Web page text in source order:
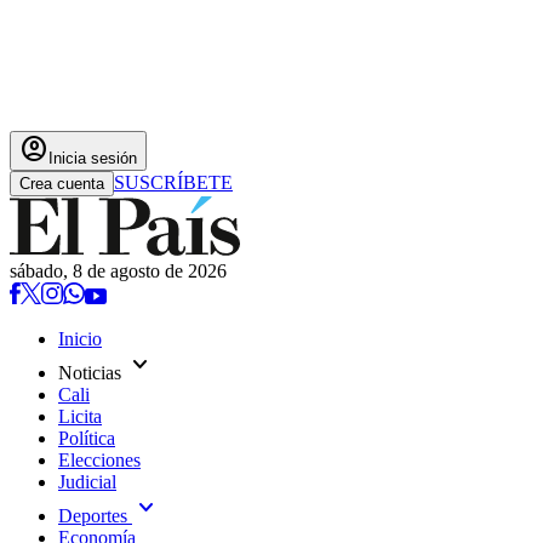
account_circle Inicia sesión
Crea cuenta SUSCRÍBETE
sábado, 8 de agosto de 2026
Inicio
Noticias expand_more
Cali
Licita
Política
Elecciones
Judicial
Deportes expand_more
Economía